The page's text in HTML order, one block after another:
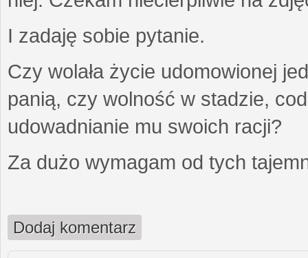
I zadaję sobie pytanie.
Czy wolała życie udomowionej
panią, czy wolność w stadzie,
udowadnianie mu swoich racji?
Za dużo wymagam od tych
Dodaj komentarz